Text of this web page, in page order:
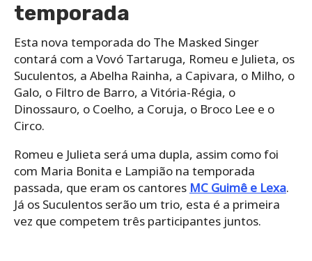
temporada
Esta nova temporada do The Masked Singer
contará com a Vovó Tartaruga, Romeu e Julieta, os
Suculentos, a Abelha Rainha, a Capivara, o Milho, o
Galo, o Filtro de Barro, a Vitória-Régia, o
Dinossauro, o Coelho, a Coruja, o Broco Lee e o
Circo.
Romeu e Julieta será uma dupla, assim como foi
com Maria Bonita e Lampião na temporada
passada, que eram os cantores MC Guimê e Lexa.
Já os Suculentos serão um trio, esta é a primeira
vez que competem três participantes juntos.